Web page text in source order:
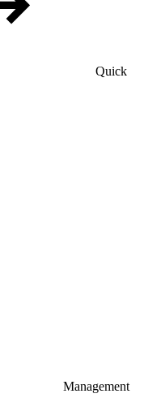
Quick
Management